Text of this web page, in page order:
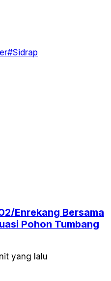
#Sidrap
Enrekang Bersama
Pohon Tumbang
yang lalu